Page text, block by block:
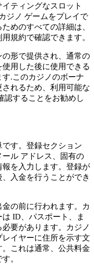
ティングなスロット
ジノ ゲームをプレイで
めのすべての詳細は、
規約で確認できます。
形で提供され、通常の
用した後に使用できる
.このカジノのボーナ
れるため、利用可能な
認することをお勧めし
す。登録セクション
ル アドレス、固有の
を入力します。登録が
入金を行うことができ
の前に行われます。カ
ID、パスポート、ま
要があります。カジノ
イヤーに住所を示す文
これは通常、公共料金
。